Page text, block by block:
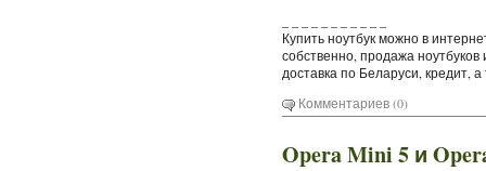
Купить ноутбук можно в
собственно, продажа
доставка по Беларуси, кредит,
Комментариев (0)
Opera Mini 5 и